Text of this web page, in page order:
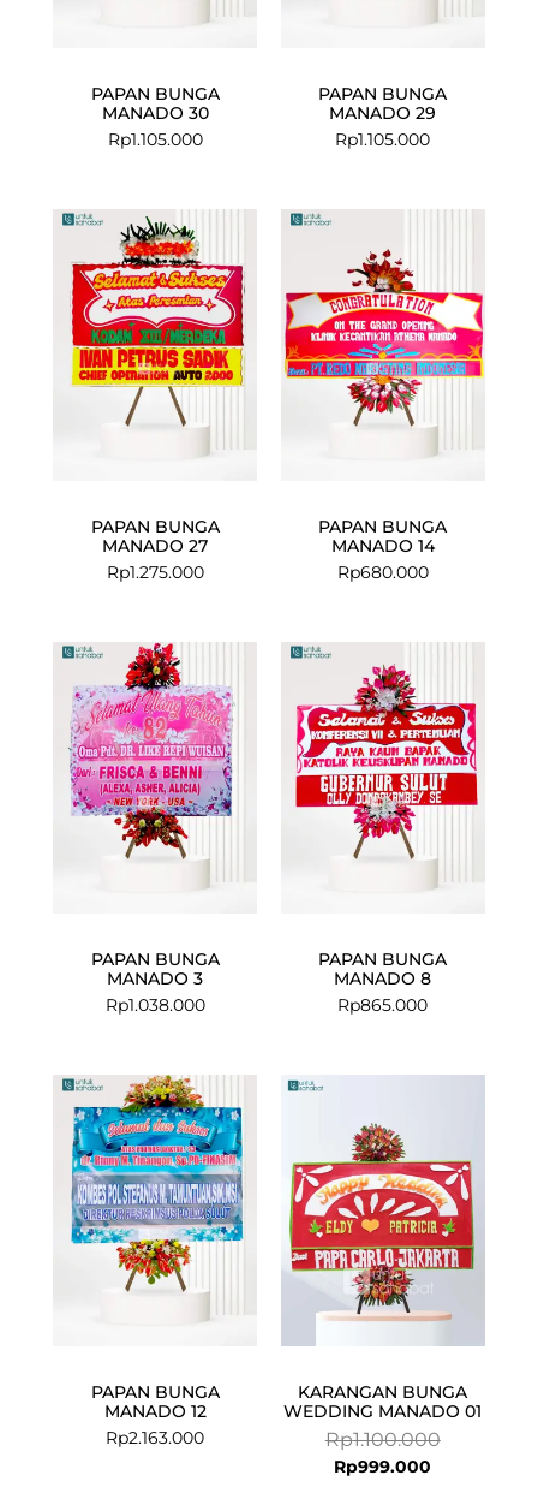
PAPAN BUNGA
MANADO 30
Rp1.105.000
PAPAN BUNGA
MANADO 29
Rp1.105.000
PAPAN BUNGA
MANADO 27
Rp1.275.000
PAPAN BUNGA
MANADO 14
Rp680.000
PAPAN BUNGA
MANADO 3
Rp1.038.000
PAPAN BUNGA
MANADO 8
Rp865.000
PAPAN BUNGA
MANADO 12
Rp2.163.000
KARANGAN BUNGA
WEDDING MANADO 01
Rp1.100.000
Rp1.100.000.
Rp999.000
Rp999.000.